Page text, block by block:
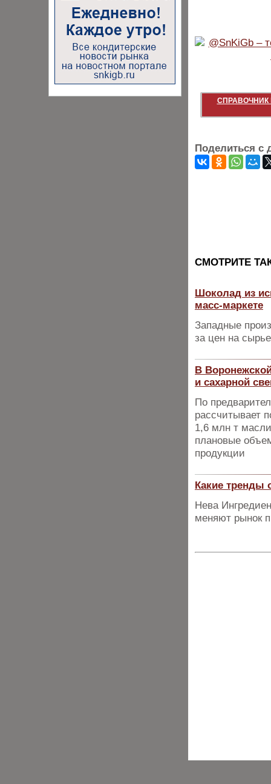
СПРАВОЧНИК
Поделиться с
CМОТРИТЕ
Шоколад из
масс-маркете
Западные
за цен на сырье
В
и сахарной
По
рассчитывает
1,6 млн т
плановые
продукции
Какие тренды
Нева
меняют рынок